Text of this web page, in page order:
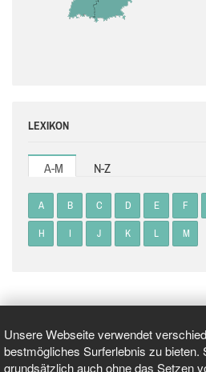
Unsere Webseite verwendet
bestmögliches Surferlebnis zu bieten.
grundsätzlich auch ohne das Setzen
LEXIKON
A-M N-Z
A B C D E F
H I J K L M